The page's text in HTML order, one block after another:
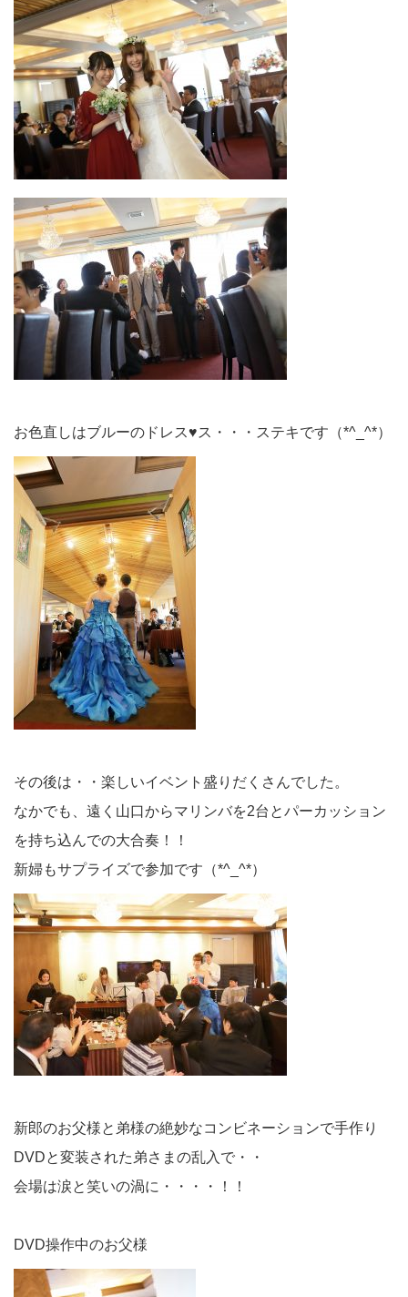
お色直しはブルーのドレス♥ス・・・ステキです（*^_^*）
その後は・・楽しいイベント盛りだくさんでした。
なかでも、遠く山口からマリンバを2台とパーカッション
を持ち込んでの大合奏！！
新婦もサプライズで参加です（*^_^*）
新郎のお父様と弟様の絶妙なコンビネーションで手作り
DVDと変装された弟さまの乱入で・・
会場は涙と笑いの渦に・・・・！！
DVD操作中のお父様